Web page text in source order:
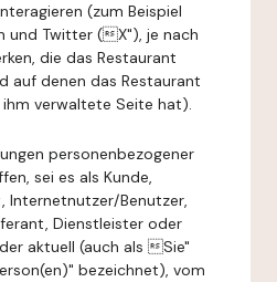
(zum Beispiel
und Twitter (X"), je nach
die das Restaurant
auf denen das Restaurant
verwaltete Seite hat).
personenbezogener
sei es als Kunde,
Internetnutzer/Benutzer,
Dienstleister oder
aktuell (auch als Sie"
bezeichnet), vom